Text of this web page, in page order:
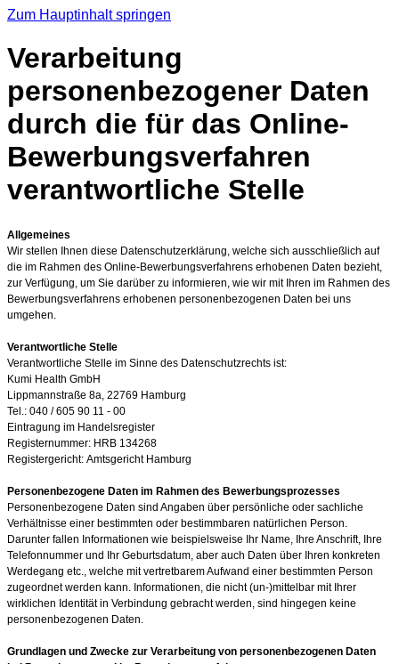
Zum Hauptinhalt springen
Verarbeitung
personenbezogener Daten
durch die für das Online-
Bewerbungsverfahren
verantwortliche Stelle
Allgemeines
Wir stellen Ihnen diese Datenschutzerklärung, welche sich ausschließlich auf
die im Rahmen des Online-Bewerbungsverfahrens erhobenen Daten bezieht,
zur Verfügung, um Sie darüber zu informieren, wie wir mit Ihren im Rahmen des
Bewerbungsverfahrens erhobenen personenbezogenen Daten bei uns
umgehen.
Verantwortliche Stelle
Verantwortliche Stelle im Sinne des Datenschutzrechts ist:
Kumi Health GmbH
Lippmannstraße 8a, 22769 Hamburg
Tel.: 040 / 605 90 11 - 00
Eintragung im Handelsregister
Registernummer: HRB 134268
Registergericht: Amtsgericht Hamburg
Personenbezogene Daten im Rahmen des Bewerbungsprozesses
Personenbezogene Daten sind Angaben über persönliche oder sachliche
Verhältnisse einer bestimmten oder bestimmbaren natürlichen Person.
Darunter fallen Informationen wie beispielsweise Ihr Name, Ihre Anschrift, Ihre
Telefonnummer und Ihr Geburtsdatum, aber auch Daten über Ihren konkreten
Werdegang etc., welche mit vertretbarem Aufwand einer bestimmten Person
zugeordnet werden kann. Informationen, die nicht (un-)mittelbar mit Ihrer
wirklichen Identität in Verbindung gebracht werden, sind hingegen keine
personenbezogenen Daten.
Grundlagen und Zwecke zur Verarbeitung von personenbezogenen Daten